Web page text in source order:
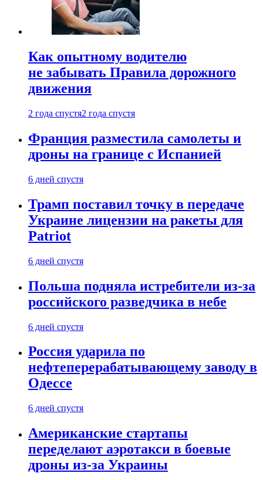
Как опытному водителю
не забывать Правила дорожного
движения
2 года спустя2 года спустя
Франция разместила самолеты и
дроны на границе с Испанией
6 дней спустя
Трамп поставил точку в передаче
Украине лицензии на ракеты для
Patriot
6 дней спустя
Польша подняла истребители из-за
российского разведчика в небе
6 дней спустя
Россия ударила по
нефтеперерабатывающему заводу в
Одессе
6 дней спустя
Американские стартапы
переделают аэротакси в боевые
дроны из-за Украины